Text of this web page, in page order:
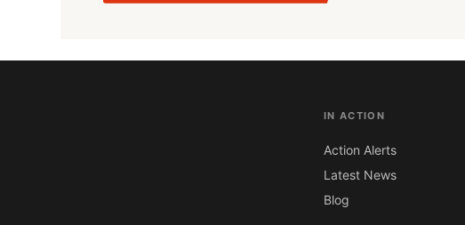
IN ACTION
Action Alerts
Latest News
Blog